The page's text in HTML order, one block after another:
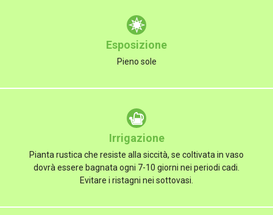
Esposizione
Pieno sole
Irrigazione
Pianta rustica che resiste alla siccità, se coltivata in vaso
dovrà essere bagnata ogni 7-10 giorni nei periodi cadi.
Evitare i ristagni nei sottovasi.